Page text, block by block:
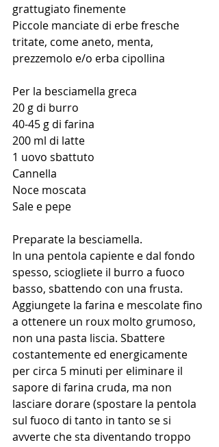
grattugiato finemente
Piccole manciate di erbe fresche
tritate, come aneto, menta,
prezzemolo e/o erba cipollina
Per la besciamella greca
20 g di burro
40-45 g di farina
200 ml di latte
1 uovo sbattuto
Cannella
Noce moscata
Sale e pepe
Preparate la besciamella.
In una pentola capiente e dal fondo
spesso, sciogliete il burro a fuoco
basso, sbattendo con una frusta.
Aggiungete la farina e mescolate fino
a ottenere un roux molto grumoso,
non una pasta liscia. Sbattere
costantemente ed energicamente
per circa 5 minuti per eliminare il
sapore di farina cruda, ma non
lasciare dorare (spostare la pentola
sul fuoco di tanto in tanto se si
avverte che sta diventando troppo